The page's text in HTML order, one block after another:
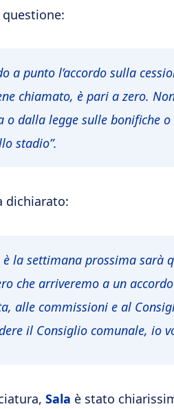
a punto l’accordo sulla
chiamato, è pari a zero.
o dalla legge sulle bonifiche
stadio”.
dichiarato:
è la settimana prossima sarà
che arriveremo a un
alle commissioni e al
il Consiglio comunale, io
Sala è stato